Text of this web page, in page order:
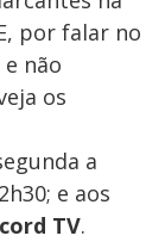
por falar no
não
os
a
e aos
TV.